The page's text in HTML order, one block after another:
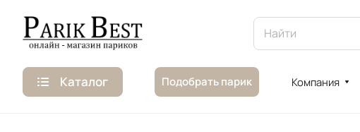
Каталог Подобрать парик Компания